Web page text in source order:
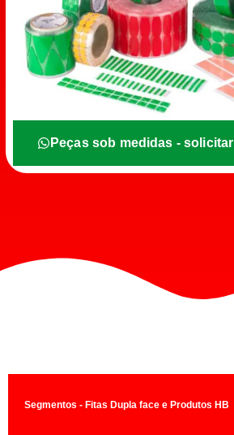
Peças sob medidas - solicitar
Segmentos - Fitas Dupla face e Produtos HB